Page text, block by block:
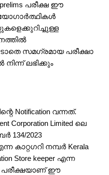
പരീക്ഷ ഈ
സമഗ്രമായ പരീക്ഷാ
ലഭിക്കും
Notification വന്നത്.
Corporation Limited ലെ
134/2023
കാറ്റഗറി നമ്പർ Kerala
Store keeper എന്ന
പരീക്ഷയാണ് ഈ